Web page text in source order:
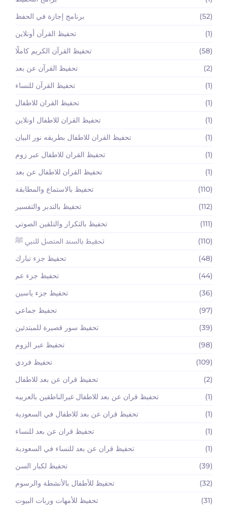
برنامج إجازة في الحفظ
(52)
تحفيظ القرآن أونلاين
(1)
تحفيظ القرآن الكريم كاملًا
(58)
تحفيظ القرآن عن بعد
(2)
تحفيظ القرآن للنساء
(1)
تحفيظ القران للاطفال
(1)
تحفيظ القران للاطفال اونلاين
(1)
تحفيظ القران للاطفال بطريقه نور البيان
(1)
تحفيظ القران للاطفال عبر زوم
(1)
تحفيظ القران للاطفال عن بعد
(1)
تحفيظ بالاستماع والمطابقة
(110)
تحفيظ بالتدبر والتفسير
(112)
تحفيظ بالتكرار والتلقين الصوتي
(111)
تحفيظ بالسند المتصل للنبي ﷺ
(110)
تحفيظ جزء تبارك
(48)
تحفيظ جزء عم
(44)
تحفيظ جزء ياسين
(36)
تحفيظ جماعي
(97)
تحفيظ سور قصيرة للمبتدئين
(39)
تحفيظ عبر الزوم
(98)
تحفيظ فردي
(109)
تحفيظ قران عن بعد للاطفال
(2)
تحفيظ قران عن بعد للاطفال غيرالناطقين بالعربيه
(1)
تحفيظ قران عن بعد للاطفال في السعودية
(1)
تحفيظ قران عن بعد للنساء
(1)
تحفيظ قران عن بعد للنساء في السعودية
(1)
تحفيظ لكبار السن
(39)
تحفيظ للأطفال بالأنشطة والرسوم
(32)
تحفيظ للأمهات وربات البيوت
(31)